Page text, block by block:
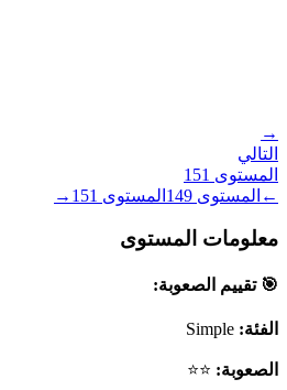
→
التالي
المستوى 151
← المستوى 149 المستوى 151
→
معلومات المستوى
🎯 تقييم الصعوبة:
الفئة: Simple
الصعوبة: ⭐⭐